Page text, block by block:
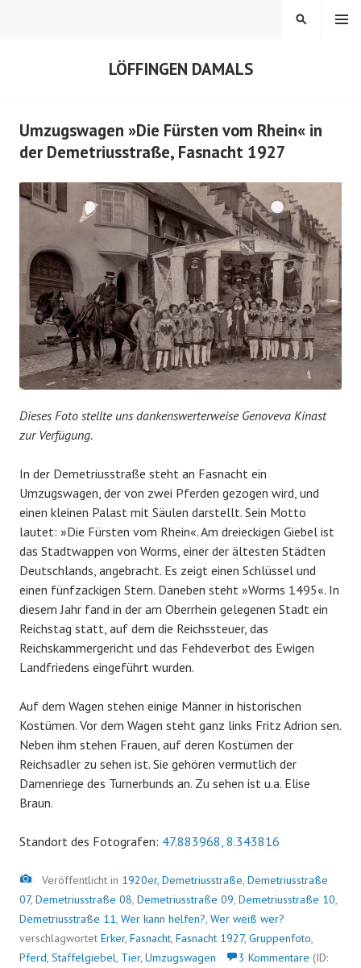
LÖFFINGEN DAMALS
MENÜ
SUCHEN
Umzugswagen »Die Fürsten vom Rhein« in
der Demetriusstraße, Fasnacht 1927
Dieses Foto stellte uns dankenswerterweise Genoveva Kinast
zur Verfügung.
In der Demetriusstraße steht an Fasnacht ein
Umzugswagen, der von zwei Pferden gezogen wird, und
einen kleinen Palast mit Säulen darstellt. Sein Motto
lautet: »Die Fürsten vom Rhein«. Am dreieckigen Giebel ist
das Stadtwappen von Worms, einer der ältesten Städten
Deutschlands, angebracht. Es zeigt einen Schlüssel und
einen fünfzackigen Stern. Daneben steht »Worms 1495«. In
diesem Jahr fand in der am Oberrhein gelegenen Stadt ein
Reichstag statt, auf dem die Reichssteuer, das
Reichskammergericht und das Fehdeverbot des Ewigen
Landfriedens eingeführt wurden.
Auf dem Wagen stehen einige Männer in historischen
Kostümen. Vor dem Wagen steht ganz links Fritz Adrion sen.
Neben ihm stehen Frauen, auf deren Kostümen der
Reichsadler zu sehen ist. Sie gehören vermutlich der
Damenriege des Turnerbunds an. Zu sehen ist u.a. Elise
Braun.
Standort des Fotografen: 47.883968, 8.343816
Bild
Veröffentlicht in 1920er, Demetriusstraße, Demetriusstraße
07, Demetriusstraße 08, Demetriusstraße 09, Demetriusstraße 10,
Demetriusstraße 11, Wer kann helfen?, Wer weiß wer?
verschlagwortet Erker, Fasnacht, Fasnacht 1927, Gruppenfoto,
Pferd, Staffelgiebel, Tier, Umzugswagen 3 Kommentare (ID: